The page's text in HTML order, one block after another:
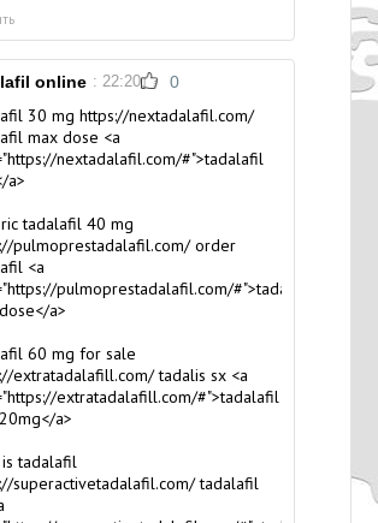
online : 22:20 0
30 mg https://nextadalafil.com/
max dose <a
nextadalafil.com/#">tadalafil
a>
tadalafil 40 mg
pulmoprestadalafil.com/ order
<a
pulmoprestadalafil.com/#">tadalafil
a>
60 mg for sale
extratadalafill.com/ tadalis sx <a
extratadalafill.com/#">tadalafil
a>
tadalafil
superactivetadalafil.com/ tadalafil